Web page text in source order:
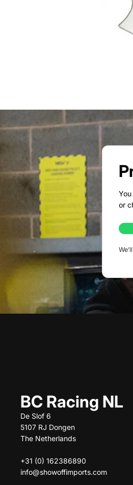
or
BC Racing NL
De Slof 6
5107 RJ Dongen
The Netherlands
+31 (0) 162386890
info@showoffimports.com